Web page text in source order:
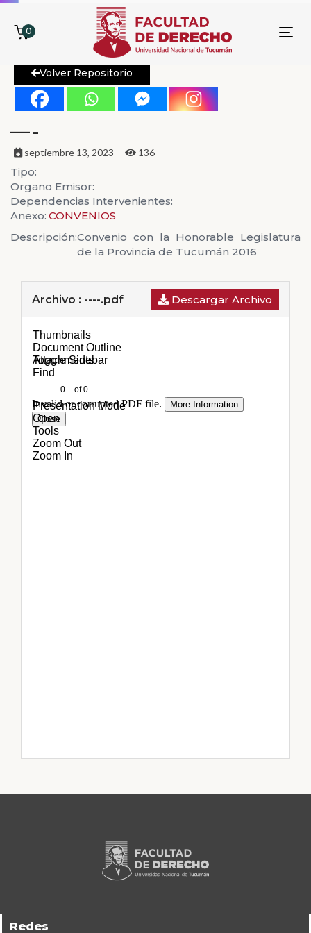
0
Volver Repositorio
—-
septiembre 13, 2023 136
Tipo:
Organo Emisor:
Dependencias Intervenientes:
Anexo: CONVENIOS
Descripción:Convenio con la Honorable Legislatura
de la Provincia de Tucumán 2016
Archivo : ----.pdf Descargar Archivo
Redes